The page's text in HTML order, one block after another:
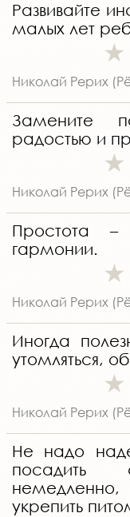
Развивайте
малых лет
Николай Рерих
Замените
радостью и
Николай Рерих
Простота –
гармонии.
Николай Рерих
Иногда
утомляться,
Николай Рерих
Не надо
посадить
укрепить